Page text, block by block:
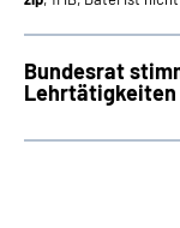
Bundesrat
Lehrtätigkeiten